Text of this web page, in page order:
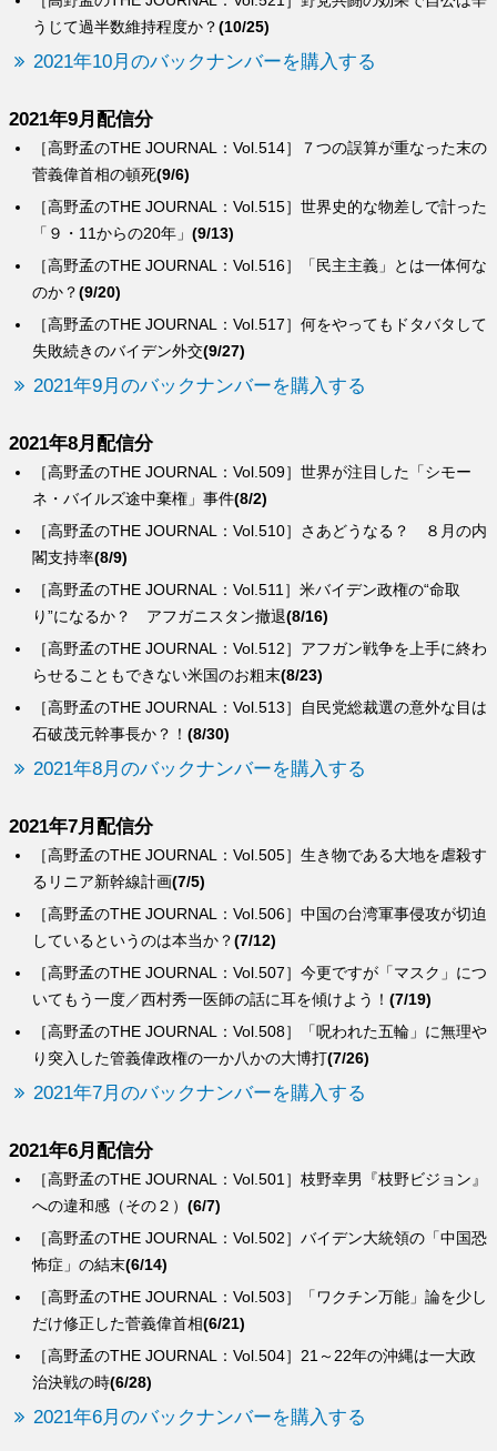
うじて過半数維持程度か？(10/25)
2021年10月のバックナンバーを購入する
2021年9月配信分
［高野孟のTHE JOURNAL：Vol.517］何をやってもドタバタして
失敗続きのバイデン外交(9/27)
［高野孟のTHE JOURNAL：Vol.516］「民主主義」とは一体何な
のか？(9/20)
［高野孟のTHE JOURNAL：Vol.515］世界史的な物差しで計った
「９・11からの20年」(9/13)
［高野孟のTHE JOURNAL：Vol.514］７つの誤算が重なった末の
菅義偉首相の頓死(9/6)
2021年9月のバックナンバーを購入する
2021年8月配信分
［高野孟のTHE JOURNAL：Vol.513］自民党総裁選の意外な目は
石破茂元幹事長か？！(8/30)
［高野孟のTHE JOURNAL：Vol.512］アフガン戦争を上手に終わ
らせることもできない米国のお粗末(8/23)
［高野孟のTHE JOURNAL：Vol.511］米バイデン政権の“命取
り”になるか？ アフガニスタン撤退(8/16)
［高野孟のTHE JOURNAL：Vol.510］さあどうなる？ ８月の内
閣支持率(8/9)
［高野孟のTHE JOURNAL：Vol.509］世界が注目した「シモー
ネ・バイルズ途中棄権」事件(8/2)
2021年8月のバックナンバーを購入する
2021年7月配信分
［高野孟のTHE JOURNAL：Vol.508］「呪われた五輪」に無理や
り突入した管義偉政権の一か八かの大博打(7/26)
［高野孟のTHE JOURNAL：Vol.507］今更ですが「マスク」につ
いてもう一度／西村秀一医師の話に耳を傾けよう！(7/19)
［高野孟のTHE JOURNAL：Vol.506］中国の台湾軍事侵攻が切迫
しているというのは本当か？(7/12)
［高野孟のTHE JOURNAL：Vol.505］生き物である大地を虐殺す
るリニア新幹線計画(7/5)
2021年7月のバックナンバーを購入する
2021年6月配信分
［高野孟のTHE JOURNAL：Vol.504］21～22年の沖縄は一大政
治決戦の時(6/28)
［高野孟のTHE JOURNAL：Vol.503］「ワクチン万能」論を少し
だけ修正した菅義偉首相(6/21)
［高野孟のTHE JOURNAL：Vol.502］バイデン大統領の「中国恐
怖症」の結末(6/14)
［高野孟のTHE JOURNAL：Vol.501］枝野幸男『枝野ビジョン』
への違和感（その２）(6/7)
2021年6月のバックナンバーを購入する